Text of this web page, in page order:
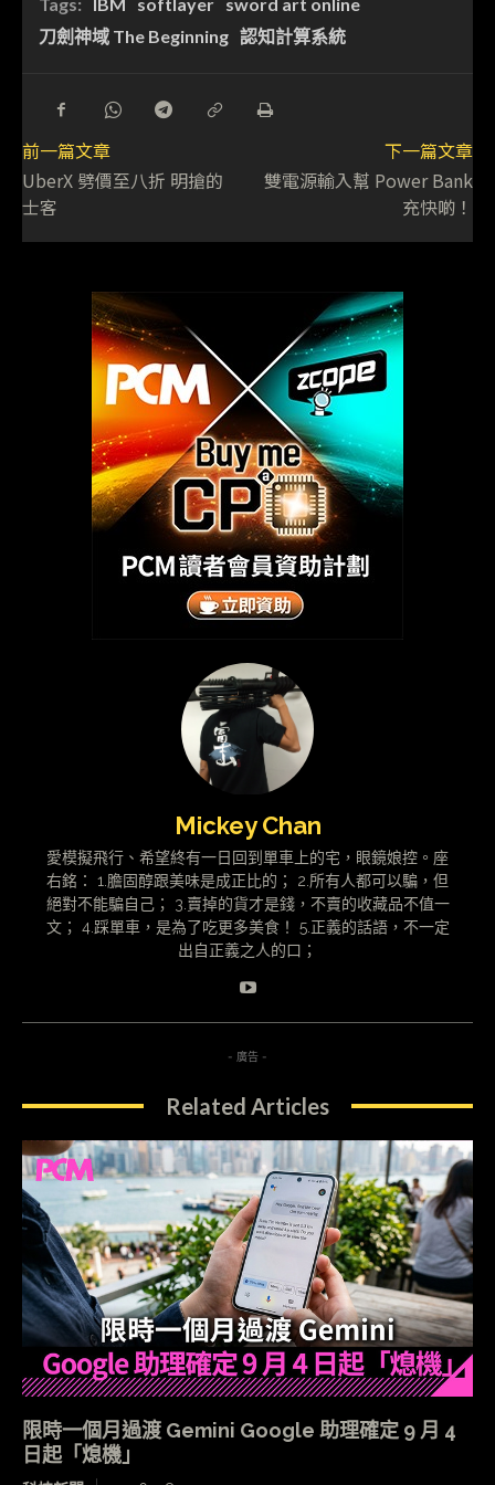
Tags: IBM softlayer sword art online
刀劍神域 The Beginning 認知計算系統
前一篇文章
UberX 劈價至八折 明搶的
士客
下一篇文章
雙電源輸入幫 Power Bank
充快啲！
Mickey Chan
愛模擬飛行、希望終有一日回到單車上的宅，眼鏡娘控。座
右銘： 1.膽固醇跟美味是成正比的； 2.所有人都可以騙，但
絕對不能騙自己； 3.賣掉的貨才是錢，不賣的收藏品不值一
文； 4.踩單車，是為了吃更多美食！ 5.正義的話語，不一定
出自正義之人的口；
- 廣告 -
Related Articles
限時一個月過渡 Gemini Google 助理確定 9 月 4
日起「熄機」